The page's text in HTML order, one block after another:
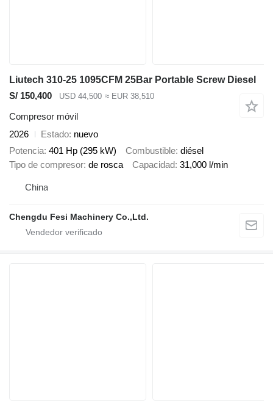
Liutech 310-25 1095CFM 25Bar Portable Screw Diesel
S/ 150,400
USD 44,500 ≈ EUR 38,510
Compresor móvil
2026
Estado nuevo
Potencia 401 Hp (295 kW) Combustible diésel
Tipo de compresor de rosca Capacidad 31,000 l/min
China
Chengdu Fesi Machinery Co.,Ltd.